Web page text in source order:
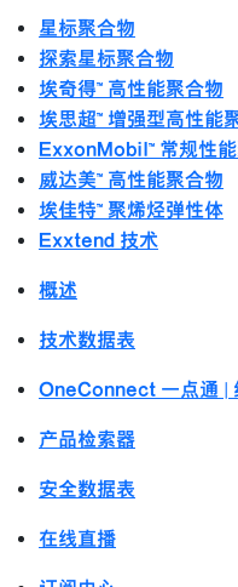
星标聚合物
探索星标聚合物
埃奇得™ 高性能聚合物
埃思超™ 增强型高性能
ExxonMobil™ 常规性
威达美™ 高性能聚合物
埃佳特™ 聚烯烃弹性体
Exxtend 技术
概述
技术数据表
OneConnect 一点通 |
产品检索器
安全数据表
在线直播